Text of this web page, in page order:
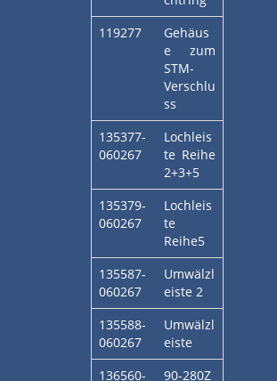
119277
Gehäus
e zum
STM-
Verschlu
ss
135377-
060267
Lochleis
te Reihe
2+3+5
135379-
060267
Lochleis
te
Reihe5
135587-
060267
Umwälzl
eiste 2
135588-
060267
Umwälzl
eiste
136560-
90-280Z